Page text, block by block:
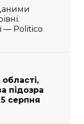
— Politico
підозра
серпня